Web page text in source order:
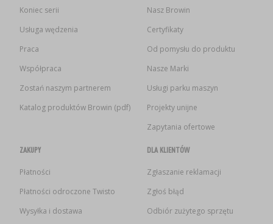
Koniec serii
Usługa wędzenia
Praca
Współpraca
Zostań naszym partnerem
Katalog produktów Browin (pdf)
Nasz Browin
Certyfikaty
Od pomysłu do produktu
Nasze Marki
Usługi parku maszyn
Projekty unijne
Zapytania ofertowe
ZAKUPY
Płatności
Płatności odroczone Twisto
Wysyłka i dostawa
DLA KLIENTÓW
Zgłaszanie reklamacji
Zgłoś błąd
Odbiór zużytego sprzętu